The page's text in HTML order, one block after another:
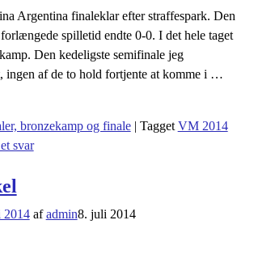
Argentina finaleklar efter straffespark. Den
spilletid endte 0-0. I det hele taget
Den kedeligste semifinale jeg
ingen af de to hold fortjente at komme i …
bronzekamp og finale| Tagget VM 2014
svar
2014 afadmin8. juli 2014